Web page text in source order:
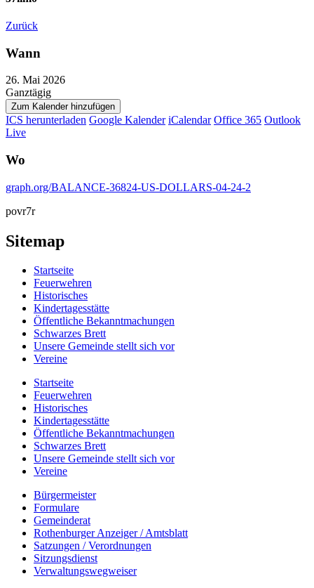
Zurück
Wann
26. Mai 2026
Ganztägig
Zum Kalender hinzufügen
ICS herunterladen Google Kalender iCalendar Office 365 Outlook
Live
Wo
graph.org/BALANCE-36824-US-DOLLARS-04-24-2
povr7r
Sitemap
Startseite
Feuerwehren
Historisches
Kindertagesstätte
Öffentliche Bekanntmachungen
Schwarzes Brett
Unsere Gemeinde stellt sich vor
Vereine
Startseite
Feuerwehren
Historisches
Kindertagesstätte
Öffentliche Bekanntmachungen
Schwarzes Brett
Unsere Gemeinde stellt sich vor
Vereine
Bürgermeister
Formulare
Gemeinderat
Rothenburger Anzeiger / Amtsblatt
Satzungen / Verordnungen
Sitzungsdienst
Verwaltungswegweiser